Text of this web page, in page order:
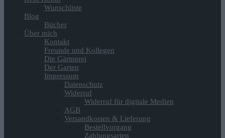
Wunschliste
Blog
Bücher
Über mich
Kontakt
Freunde und Kollegen
Die Gärtnerei
Der Garten
Impressum
Datenschutz
Widerruf
Widerruf für digitale Medien
AGB
Versandkosten & Lieferung
Bestellvorgang
Zahlungsarten